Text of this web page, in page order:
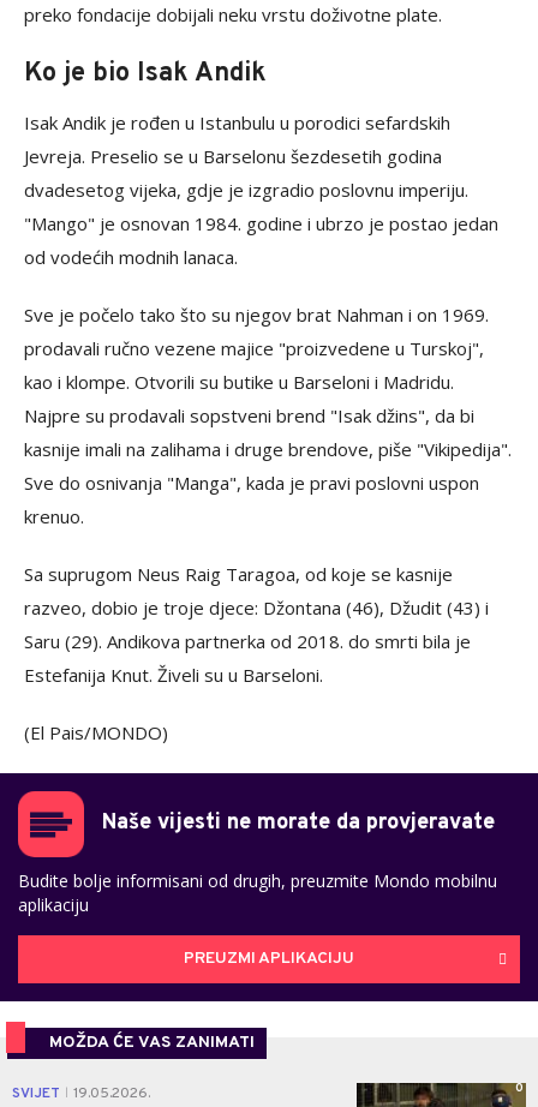
preko fondacije dobijali neku vrstu doživotne plate.
Ko je bio Isak Andik
Isak Andik je rođen u Istanbulu u porodici sefardskih
Jevreja. Preselio se u Barselonu šezdesetih godina
dvadesetog vijeka, gdje je izgradio poslovnu imperiju.
"Mango" je osnovan 1984. godine i ubrzo je postao jedan
od vodećih modnih lanaca.
Sve je počelo tako što su njegov brat Nahman i on 1969.
prodavali ručno vezene majice "proizvedene u Turskoj",
kao i klompe. Otvorili su butike u Barseloni i Madridu.
Najpre su prodavali sopstveni brend "Isak džins", da bi
kasnije imali na zalihama i druge brendove, piše "Vikipedija".
Sve do osnivanja "Manga", kada je pravi poslovni uspon
krenuo.
Sa suprugom Neus Raig Taragoa, od koje se kasnije
razveo, dobio je troje djece: Džontana (46), Džudit (43) i
Saru (29). Andikova partnerka od 2018. do smrti bila je
Estefanija Knut. Živeli su u Barseloni.
(El Pais/MONDO)
Naše vijesti ne morate da provjeravate
Budite bolje informisani od drugih, preuzmite Mondo mobilnu
aplikaciju
PREUZMI APLIKACIJU
MOŽDA ĆE VAS ZANIMATI
SVIJET 19.05.2026. 0